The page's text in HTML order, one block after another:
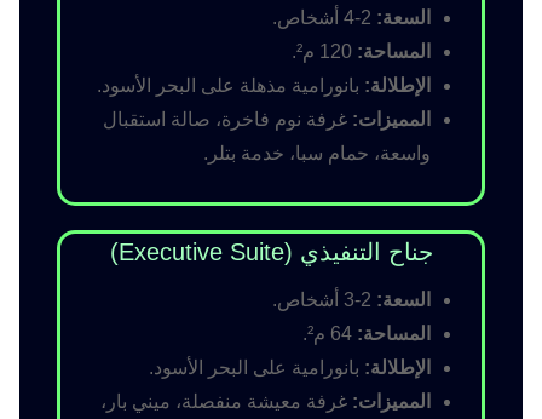
السعة:
المساحة:
الإطلالة: بانورامية مذهلة على البحر الأسود.
المميزات: غرفة نوم فاخرة، صالة استقبال
واسعة، حمام سبا، خدمة بتلر.
جناح التنفيذي (Executive Suite)
السعة:
المساحة:
الإطلالة: بانورامية على البحر الأسود.
المميزات: غرفة معيشة منفصلة، ميني بار،